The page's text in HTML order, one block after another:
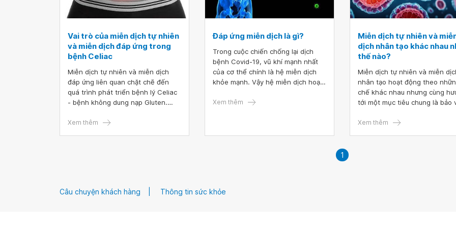
Vai trò của miễn dịch tự nhiên
và miễn dịch đáp ứng trong
bệnh Celiac
Miễn dịch tự nhiên và miễn dịch
đáp ứng liên quan chặt chẽ đến
quá trình phát triển bệnh lý Celiac
- bệnh không dung nạp Gluten.
nhau, một số bệnh nhân không có
Xem thêm
Đáp ứng miễn dịch là gì?
Trong cuộc chiến chống lại dịch
bệnh Covid-19, vũ khí mạnh nhất
của cơ thể chính là hệ miễn dịch
khỏe mạnh. Vậy hệ miễn dịch hoạt
thể? Vắc-xin đóng vai trò như thế
Xem thêm
Miễn dịch tự nhiên và
dịch nhân tạo khác nhau
thế nào?
Miễn dịch tự nhiên và miễn
nhân tạo hoạt động theo
chế khác nhau nhưng cùng
tới một mục tiêu chung là bảo
các tế bào miễn dịch sẵn có
Xem thêm
1
Câu chuyện khách hàng Thông tin sức khỏe